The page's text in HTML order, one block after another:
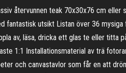
återvunnen teak 70x30x76 cm
fantastisk utsikt Listan över 36
av, läsa, dricka ett glas te eller titta
1:1 Installationsmaterial av trä
och canvastavlor som får en att